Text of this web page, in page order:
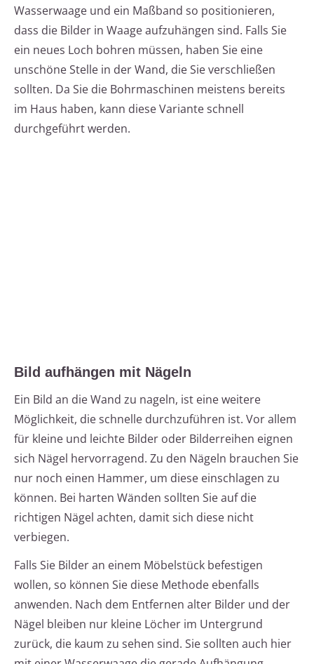
Wasserwaage und ein Maßband so positionieren,
dass die Bilder in Waage aufzuhängen sind. Falls Sie
ein neues Loch bohren müssen, haben Sie eine
unschöne Stelle in der Wand, die Sie verschließen
sollten. Da Sie die Bohrmaschinen meistens bereits
im Haus haben, kann diese Variante schnell
durchgeführt werden.
Bild aufhängen mit Nägeln
Ein Bild an die Wand zu nageln, ist eine weitere
Möglichkeit, die schnelle durchzuführen ist. Vor allem
für kleine und leichte Bilder oder Bilderreihen eignen
sich Nägel hervorragend. Zu den Nägeln brauchen Sie
nur noch einen Hammer, um diese einschlagen zu
können. Bei harten Wänden sollten Sie auf die
richtigen Nägel achten, damit sich diese nicht
verbiegen.
Falls Sie Bilder an einem Möbelstück befestigen
wollen, so können Sie diese Methode ebenfalls
anwenden. Nach dem Entfernen alter Bilder und der
Nägel bleiben nur kleine Löcher im Untergrund
zurück, die kaum zu sehen sind. Sie sollten auch hier